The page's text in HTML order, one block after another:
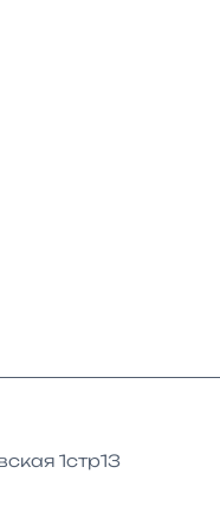
1стр13